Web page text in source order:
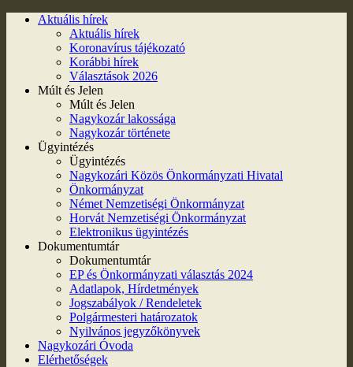
Aktuális hírek
Aktuális hírek
Koronavírus tájékozató
Korábbi hírek
Választások 2026
Múlt és Jelen
Múlt és Jelen
Nagykozár lakossága
Nagykozár története
Ügyintézés
Ügyintézés
Nagykozári Közös Önkormányzati Hivatal
Önkormányzat
Német Nemzetiségi Önkormányzat
Horvát Nemzetiségi Önkormányzat
Elektronikus ügyintézés
Dokumentumtár
Dokumentumtár
EP és Önkormányzati választás 2024
Adatlapok, Hírdetmények
Jogszabályok / Rendeletek
Polgármesteri határozatok
Nyilvános jegyzőkönyvek
Nagykozári Óvoda
Elérhetőségek